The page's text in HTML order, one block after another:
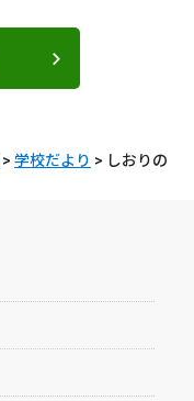
> 学校だより > しおりの